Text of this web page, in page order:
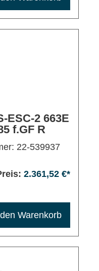
ESC-2 663E
f.GF R
22-539937
2.361,52 €*
Warenkorb